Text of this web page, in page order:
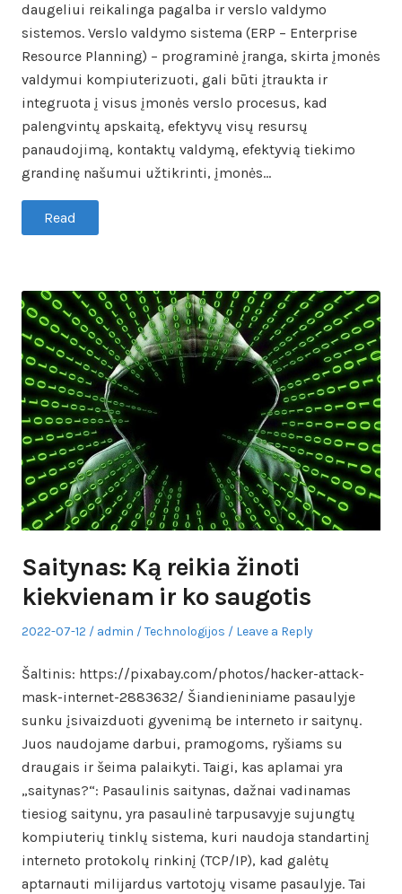
daugeliui reikalinga pagalba ir verslo valdymo
sistemos. Verslo valdymo sistema (ERP – Enterprise
Resource Planning) – programinė įranga, skirta įmonės
valdymui kompiuterizuoti, gali būti įtraukta ir
integruota į visus įmonės verslo procesus, kad
palengvintų apskaitą, efektyvų visų resursų
panaudojimą, kontaktų valdymą, efektyvią tiekimo
grandinę našumui užtikrinti, įmonės…
Read
Saitynas: Ką reikia žinoti
kiekvienam ir ko saugotis
Posted
2022-07-12 Author
admin
Posted
Technologijos Leave a Reply
Šaltinis: https://pixabay.com/photos/hacker-attack-
mask-internet-2883632/ Šiandieniniame pasaulyje
sunku įsivaizduoti gyvenimą be interneto ir saitynų.
Juos naudojame darbui, pramogoms, ryšiams su
draugais ir šeima palaikyti. Taigi, kas aplamai yra
„saitynas?“: Pasaulinis saitynas, dažnai vadinamas
tiesiog saitynu, yra pasaulinė tarpusavyje sujungtų
kompiuterių tinklų sistema, kuri naudoja standartinį
interneto protokolų rinkinį (TCP/IP), kad galėtų
aptarnauti milijardus vartotojų visame pasaulyje. Tai